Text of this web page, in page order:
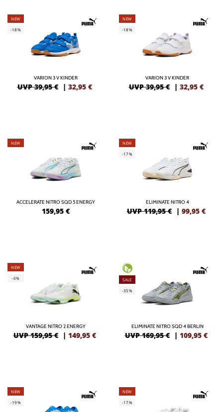
NEW
-18%
VARION 3 V KINDER
UVP 39,95 € | 32,95 €
NEW
-18%
VARION 3 V KINDER
UVP 39,95 € | 32,95 €
NEW
ACCELERATE NITRO SQD 5 ENERGY
159,95 €
NEW
-17%
ELIMINATE NITRO 4
UVP 119,95 € | 99,95 €
NEW
-6%
VANTAGE NITRO 2 ENERGY
UVP 159,95 € | 149,95 €
SALE
-35%
ELIMINATE NITRO SQD 4 BERLIN
UVP 169,95 € | 109,95 €
NEW
-19%
NEW
-17%